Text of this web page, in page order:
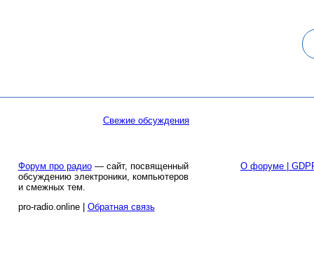
Свежие обсуждения
Форум про радио— сайт, посвященный
обсуждению электроники, компьютеров
и смежных тем.
pro-radio.online | Обратная связь
О форуме |